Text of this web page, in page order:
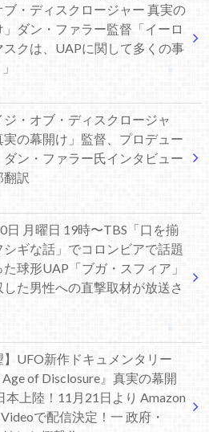
ブ・ディスクロージャー 真実の
」ダン・ファラー監督「イーロ
スクは、UAPに関して多くの事
ジ・オブ・ディスクロージャ
実の幕開け」監督、プロデュー
ン・ファラー氏インタビュー
翻訳
日 月曜日 19時〜TBS「口を揃
シギな話」でコロンビアで話題
た球形UAP「ブガ・スフィア」
した男性への直撃取材が放送さ
】UFO新作ドキュメンタリー
Age of Disclosure』真実の幕開
本上陸！11月21日より Amazon
で配信決定！一 政府・